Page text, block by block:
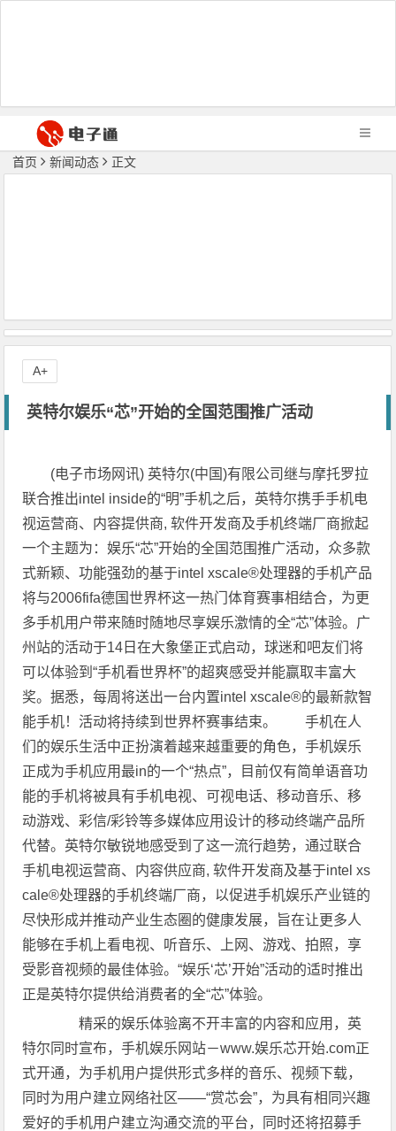
首页 新闻动态 正文
英特尔娱乐“芯”开始的全国范围推广活动
(电子市场网讯) 英特尔(中国)有限公司继与摩托罗拉
联合推出intel inside的“明”手机之后，英特尔携手手机电
视运营商、内容提供商, 软件开发商及手机终端厂商掀起
一个主题为：娱乐“芯”开始的全国范围推广活动，众多款
式新颖、功能强劲的基于intel xscale®处理器的手机产品
将与2006fifa德国世界杯这一热门体育赛事相结合，为更
多手机用户带来随时随地尽享娱乐激情的全“芯”体验。广
州站的活动于14日在大象堡正式启动，球迷和吧友们将
可以体验到“手机看世界杯”的超爽感受并能赢取丰富大
奖。据悉，每周将送出一台内置intel xscale®的最新款智
能手机！活动将持续到世界杯赛事结束。 手机在人
们的娱乐生活中正扮演着越来越重要的角色，手机娱乐
正成为手机应用最in的一个“热点”，目前仅有简单语音功
能的手机将被具有手机电视、可视电话、移动音乐、移
动游戏、彩信/彩铃等多媒体应用设计的移动终端产品所
代替。英特尔敏锐地感受到了这一流行趋势，通过联合
手机电视运营商、内容供应商, 软件开发商及基于intel xs
cale®处理器的手机终端厂商，以促进手机娱乐产业链的
尽快形成并推动产业生态圈的健康发展，旨在让更多人
能够在手机上看电视、听音乐、上网、游戏、拍照，享
受影音视频的最佳体验。“娱乐‘芯’开始”活动的适时推出
正是英特尔提供给消费者的全“芯”体验。
精采的娱乐体验离不开丰富的内容和应用，英
特尔同时宣布，手机娱乐网站－www.娱乐芯开始.com正
式开通，为手机用户提供形式多样的音乐、视频下载，
同时为用户建立网络社区——“赏芯会”，为具有相同兴趣
爱好的手机用户建立沟通交流的平台，同时还将招募手
A+